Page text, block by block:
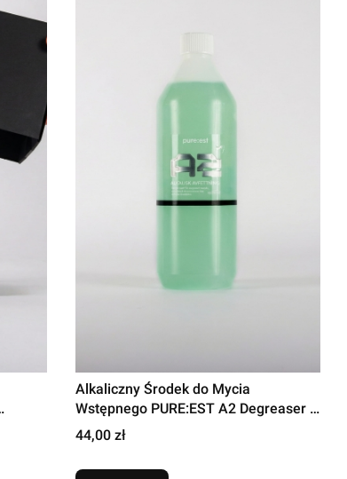
Alkaliczny Środek do Mycia
Wstępnego PURE:EST A2 Degreaser -
Koncentrat
Cena
44,00 zł